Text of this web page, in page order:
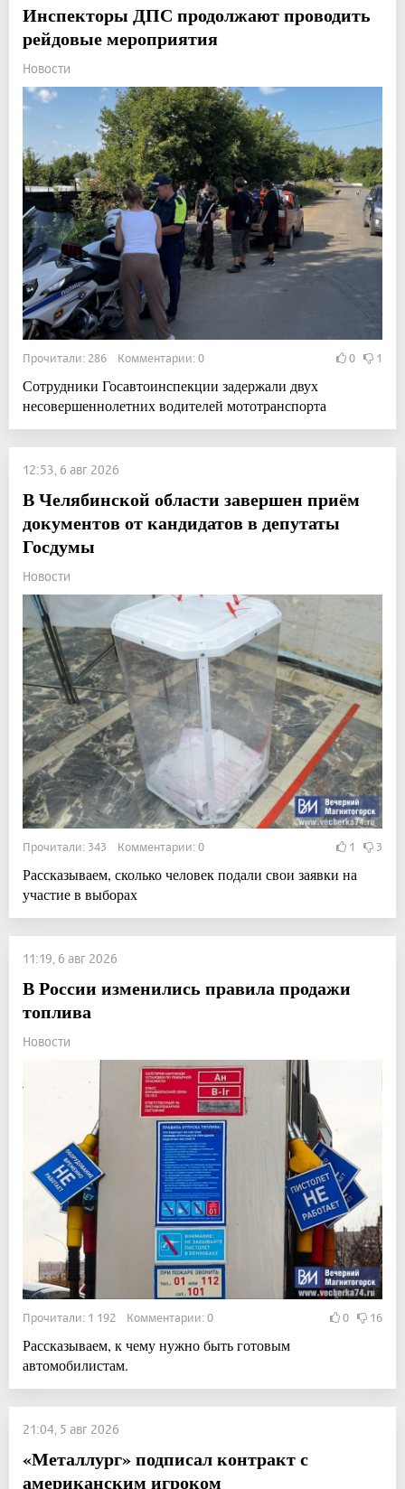
Инспекторы ДПС продолжают проводить
рейдовые мероприятия
Новости
Прочитали: 286 Комментарии: 0 0 1
Сотрудники Госавтоинспекции задержали двух
несовершеннолетних водителей мототранспорта
12:53, 6 авг 2026
В Челябинской области завершен приём
документов от кандидатов в депутаты
Госдумы
Новости
Прочитали: 343 Комментарии: 0 1 3
Рассказываем, сколько человек подали свои заявки на
участие в выборах
11:19, 6 авг 2026
В России изменились правила продажи
топлива
Новости
Прочитали: 1 192 Комментарии: 0 0 16
Рассказываем, к чему нужно быть готовым
автомобилистам.
21:04, 5 авг 2026
«Металлург» подписал контракт с
американским игроком